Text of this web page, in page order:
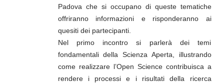
Padova che si occupano di queste tematiche
offriranno informazioni e risponderanno ai
quesiti dei partecipanti.
Nel primo incontro si parlerà dei temi
fondamentali della Scienza Aperta, illustrando
come realizzare l’Open Science contribuisca a
rendere i processi e i risultati della ricerca